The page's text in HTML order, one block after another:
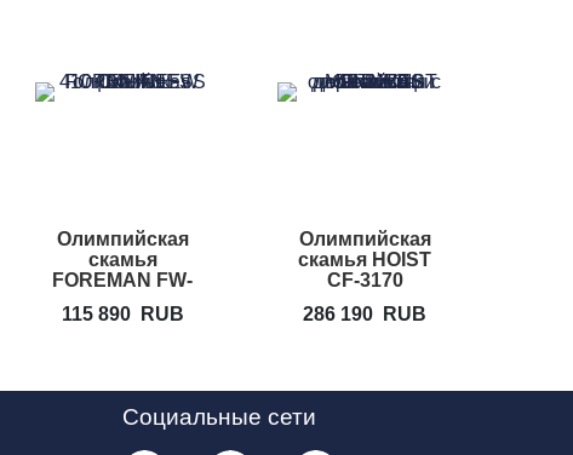
Олимпийская
скамья
FOREMAN FW-
115 890 RUB
Олимпийская
скамья HOIST
CF-3170
286 190
RUB
Социальные сети